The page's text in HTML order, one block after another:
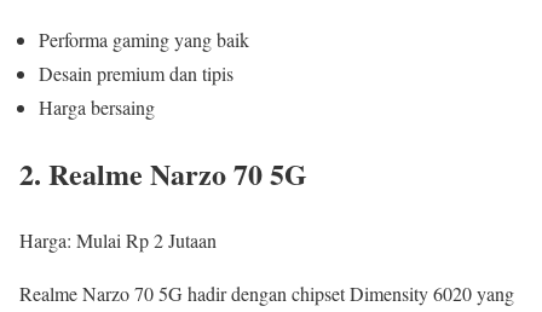
Performa gaming yang baik
Desain premium dan tipis
Harga bersaing
2. Realme Narzo 70 5G
Harga: Mulai Rp 2 Jutaan
Realme Narzo 70 5G hadir dengan chipset Dimensity 6020 yang